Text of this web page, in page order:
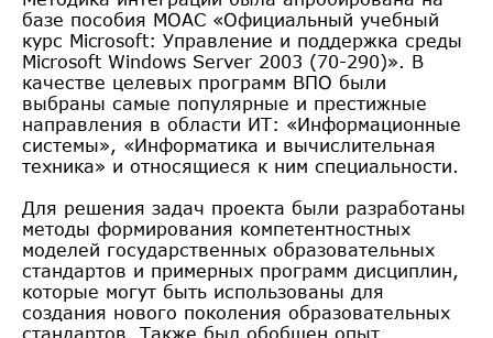
базе пособия MOAC «Официальный учебный
курс Microsoft: Управление и поддержка среды
Microsoft Windows Server 2003 (70-290)». В
качестве целевых программ ВПО были
выбраны самые популярные и престижные
направления в области ИТ: «Информационные
системы», «Информатика и вычислительная
техника» и относящиеся к ним специальности.
Для решения задач проекта были разработаны
методы формирования компетентностных
моделей государственных образовательных
стандартов и примерных программ дисциплин,
которые могут быть использованы для
создания нового поколения образовательных
стандартов. Также был обобщен опыт